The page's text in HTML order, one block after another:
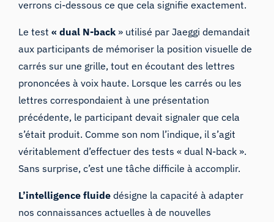
verrons ci-dessous ce que cela signifie exactement.
Le test« dual N-back » utilisé par Jaeggi demandait
aux participants de mémoriser la position visuelle de
carrés sur une grille, tout en écoutant des lettres
prononcées à voix haute. Lorsque les carrés ou les
lettres correspondaient à une présentation
précédente, le participant devait signaler que cela
s’était produit. Comme son nom l’indique, il s’agit
véritablement d’effectuer des tests « dual N-back ».
Sans surprise, c’est une tâche difficile à accomplir.
L’intelligence fluide désigne la capacité à adapter
nos connaissances actuelles à de nouvelles